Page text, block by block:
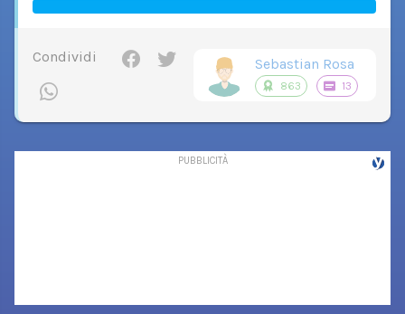
Condividi Sebastian Rosa
863 13